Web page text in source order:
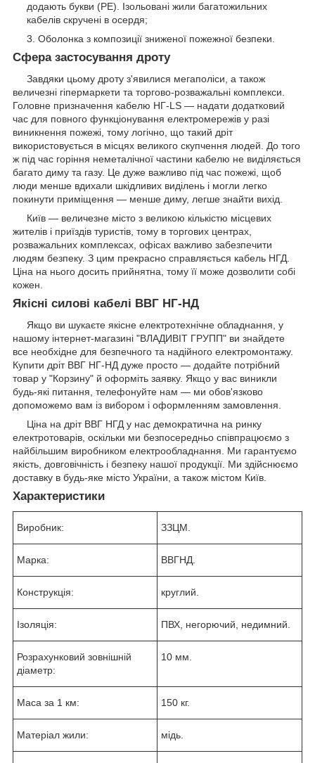
додають букви (РЕ). Ізольовані жили багатожильних
кабелів скручені в осердя;
Оболонка з композиції зниженої пожежної безпеки.
Сфера застосування дроту
Завдяки цьому дроту з'явилися мегаполіси, а також
величезні гіпермаркети та торгово-розважальні комплекси.
Головне призначення кабелю НГ-LS — надати додатковий
час для повного функціонування електромережів у разі
виникнення пожежі, тому логічно, що такий дріт
використовується в місцях великого скупчення людей. До того
ж під час горіння неметалічної частини кабелю не виділяється
багато диму та газу. Це дуже важливо під час пожежі, щоб
люди менше вдихали шкідливих виділень і могли легко
покинути приміщення — менше диму, легше знайти вихід.
Київ — величезне місто з великою кількістю місцевих
жителів і приїздів туристів, тому в торгових центрах,
розважальних комплексах, офісах важливо забезпечити
людям безпеку. З цим прекрасно справляється кабель НГД.
Ціна на нього досить прийнятна, тому її може дозволити собі
кожен.
Якісні силові кабелі ВВГ НГ-НД
Якщо ви шукаєте якісне електротехнічне обладнання, у
нашому інтернет-магазині "ВЛАДИВІТ ГРУПП" ви знайдете
все необхідне для безпечного та надійного електромонтажу.
Купити дріт ВВГ НГ-НД дуже просто — додайте потрібний
товар у "Корзину" й оформіть заявку. Якщо у вас виникли
будь-які питання, телефонуйте нам — ми обов'язково
допоможемо вам із вибором і оформленням замовлення.
Ціна на дріт ВВГ НГД у нас демократична на ринку
електротоварів, оскільки ми безпосередньо співпрацюємо з
найбільшим виробником електрообладнання. Ми гарантуємо
якість, довговічність і безпеку нашої продукції. Ми здійснюємо
доставку в будь-яке місто України, а також містом Київ.
Характеристики
Виробник: ЗЗЦМ.
Марка: ВВГНД.
Конструкція: круглий.
Ізоляція: ПВХ, негорючий, недимний.
Розрахунковий зовнішній
діаметр:
10 мм.
Маса за 1 км: 150 кг.
Матеріал жили: мідь.